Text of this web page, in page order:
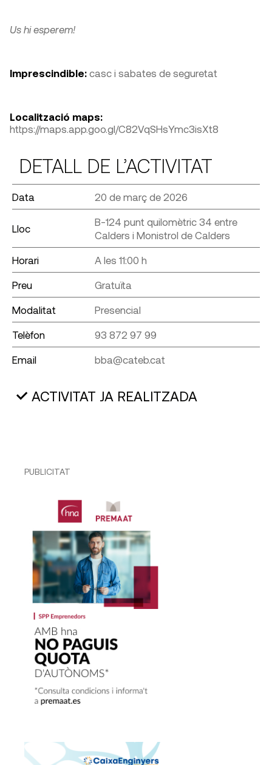
Us hi esperem!
Imprescindible: casc i sabates de seguretat
Localització maps:
https://maps.app.goo.gl/C82VqSHsYmc3isXt8
DETALL DE L’ACTIVITAT
Data 20 de març de 2026
Lloc
B-124 punt quilomètric 34 entre
Calders i Monistrol de Calders
Horari A les 11:00 h
Preu Gratuïta
Modalitat Presencial
Telèfon 93 872 97 99
Email bba@cateb.cat
ACTIVITAT JA REALITZADA
PUBLICITAT